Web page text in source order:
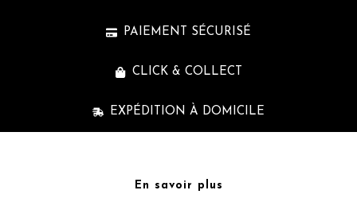
PAIEMENT SÉCURISÉ
CLICK & COLLECT
EXPÉDITION À DOMICILE
En savoir plus